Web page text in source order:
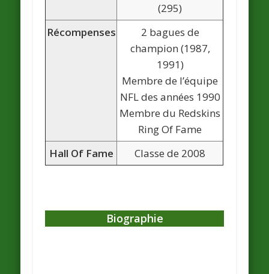
(295)
Récompenses
2 bagues de
champion (1987,
1991)
Membre de l’équipe
NFL des années 1990
Membre du Redskins
Ring Of Fame
Hall Of Fame
Classe de 2008
Biographie